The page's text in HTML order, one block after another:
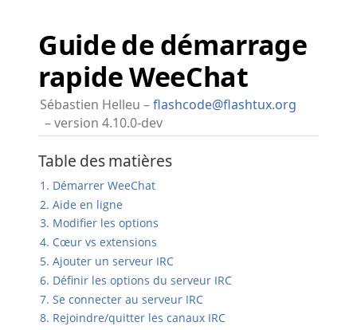
Guide de démarrage
rapide WeeChat
Sébastien Helleu
flashcode@flashtux.org
version 4.10.0-dev
Table des matières
1. Démarrer WeeChat
2. Aide en ligne
3. Modifier les options
4. Cœur vs extensions
5. Ajouter un serveur IRC
6. Définir les options du serveur IRC
7. Se connecter au serveur IRC
8. Rejoindre/quitter les canaux IRC